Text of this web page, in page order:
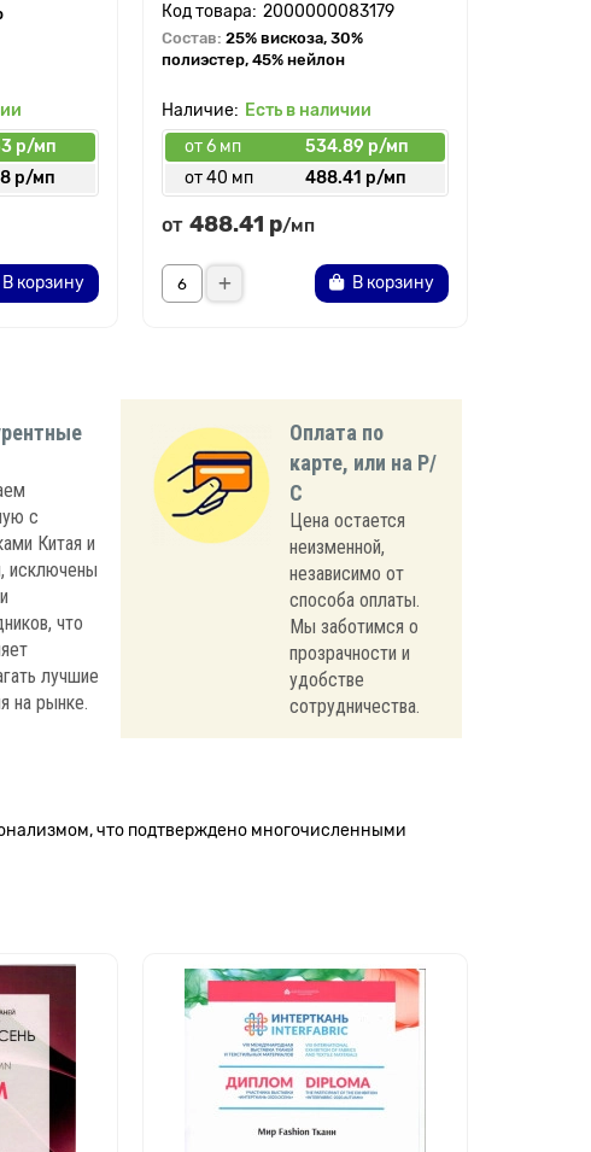
р/мп
р/мп
В корзину
2000000083179
Состав: 25% вискоза, 30%
полиэстер, 45% нейлон
Есть в наличии
от 6 мп
534.89 р/мп
от 40 мп
488.41 р/мп
от 488.41 р/мп
В корзину
с
Китая и
исключены
что
лучшие
на рынке.
Оплата по
карте, или на Р/
С
Цена остается
неизменной,
независимо от
способа оплаты.
Мы заботимся о
прозрачности и
удобстве
сотрудничества.
что подтверждено многочисленными